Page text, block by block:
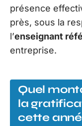
présence
près, sous la
l’enseignant
entreprise.
Quel
la
cette